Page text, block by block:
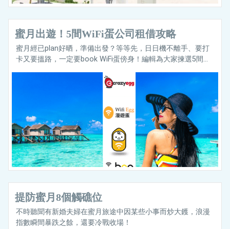
蜜月出遊！5間WiFi蛋公司租借攻略
蜜月經已plan好晒，準備出發？等等先，日日機不離手、要打
卡又要搵路，一定要book WiFi蛋傍身！編輯為大家揀選5間...
提防蜜月8個觸礁位
不時聽聞有新婚夫婦在蜜月旅途中因某些小事而炒大鑊，浪漫
指數瞬間暴跌之餘，還要冷戰收場！